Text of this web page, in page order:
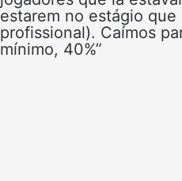
estarem no estágio
profissional). Caímos
mínimo, 40%”